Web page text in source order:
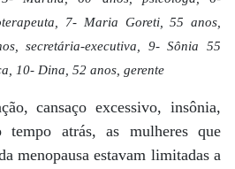
7- Maria Goreti, 55 anos,
secretária-executiva, 9- Sônia 55
10- Dina, 52 anos, gerente
cansaço excessivo, insônia,
tempo atrás, as mulheres que
menopausa estavam limitadas a